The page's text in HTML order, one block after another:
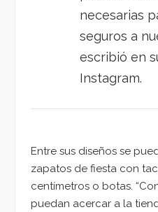
necesarias
seguros a
escribió en
Instagram.
Entre sus diseños se
zapatos de fiesta con
centímetros o botas.
puedan acercar a la